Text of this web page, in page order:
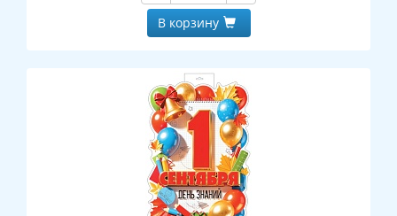
В корзину